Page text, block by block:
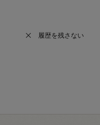
履歴を残さない